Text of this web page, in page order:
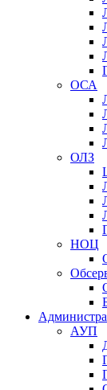
ОСА
ОЛЗ
НОЦ
АУП